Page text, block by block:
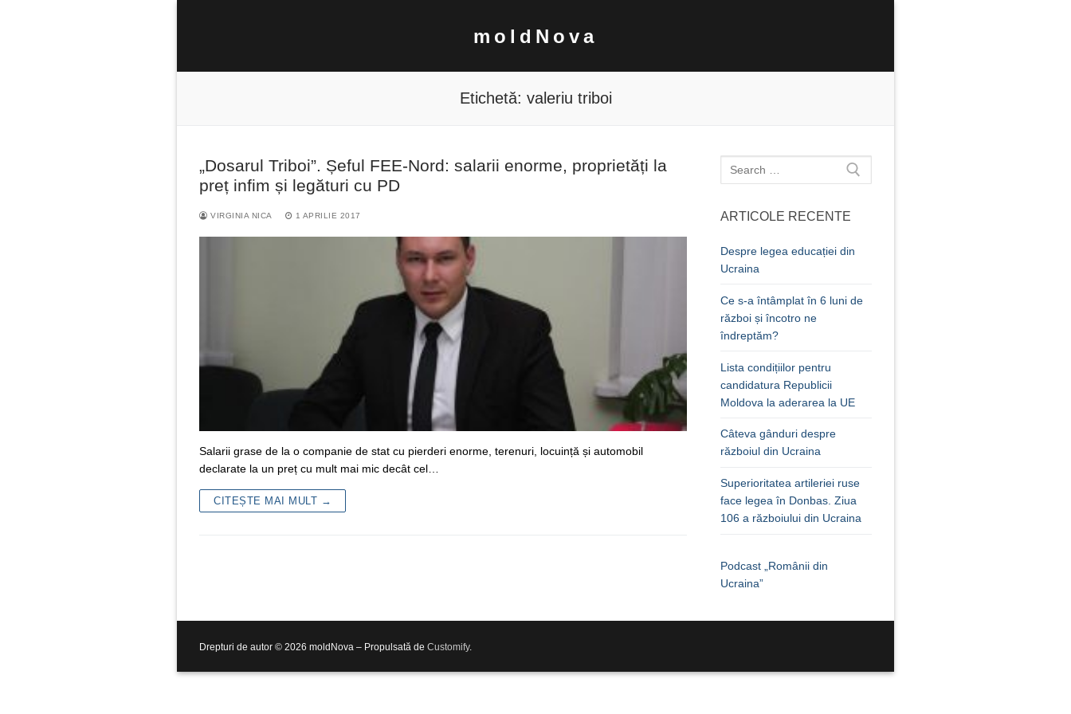
moldNova
Caută
după:
Etichetă: valeriu triboi
„Dosarul Triboi”. Șeful FEE-Nord: salarii enorme, proprietăți la
preț infim și legături cu PD
VIRGINIA NICA 1 APRILIE 2017
Salarii grase de la o companie de stat cu pierderi enorme, terenuri, locuință și automobil
declarate la un preț cu mult mai mic decât cel…
CITEȘTE MAI MULT →
Caută
după:
ARTICOLE RECENTE
Despre legea educației din
Ucraina
Ce s-a întâmplat în 6 luni de
război și încotro ne
îndreptăm?
Lista condițiilor pentru
candidatura Republicii
Moldova la aderarea la UE
Câteva gânduri despre
războiul din Ucraina
Superioritatea artileriei ruse
face legea în Donbas. Ziua
106 a războiului din Ucraina
Podcast „Românii din
Ucraina”
Drepturi de autor © 2026 moldNova – Propulsată de Customify.